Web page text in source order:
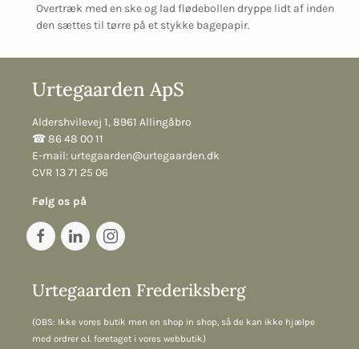
Overtræk med en ske og lad flødebollen dryppe lidt af inden
den sættes til tørre på et stykke bagepapir.
Urtegaarden ApS
Aldershvilevej 1, 8961 Allingåbro
☎︎ 86 48 00 11
E-mail: urtegaarden@urtegaarden.dk
CVR 13 71 25 06
Følg os på
Urtegaarden Frederiksberg
(OBS: Ikke vores butik men en shop in shop, så de kan ikke hjælpe
med ordrer o.l. foretaget i vores webbutik)